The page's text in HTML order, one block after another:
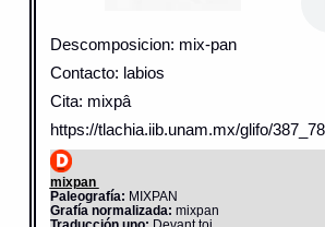
Descomposicion: mix-pan
Contacto: labios
Cita: mixpâ
https://tlachia.iib.unam.mx/glifo/
mixpan
Paleografía: MIXPAN
Grafía normalizada: mixpan
Traducción uno: Devant toi.